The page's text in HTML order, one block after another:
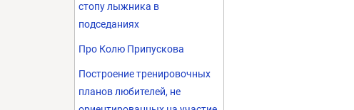
стопу лыжника в
подседаниях
Про Колю Припускова
Построение тренировочных
планов любителей, не